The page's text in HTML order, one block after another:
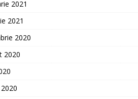
2021
2021
2020
2020